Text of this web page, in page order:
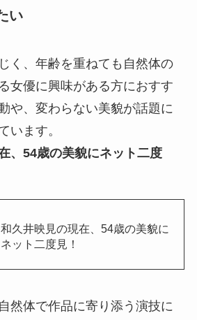
い
く、年齢を重ねても自然体の
女優に興味がある方におすす
や、変わらない美貌が話題に
います。
、54歳の美貌にネット二度
和久井映見の現在、54歳の美貌に
ネット二度見！
然体で作品に寄り添う演技に